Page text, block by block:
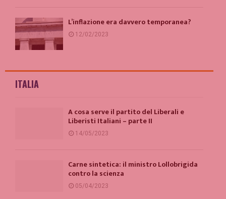
L’inflazione era davvero temporanea?
12/02/2023
ITALIA
A cosa serve il partito del Liberali e
Liberisti Italiani – parte II
14/05/2023
Carne sintetica: il ministro Lollobrigida
contro la scienza
05/04/2023